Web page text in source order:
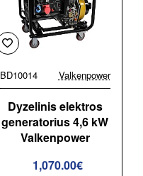
BD10014 Valkenpower
Dyzelinis elektros
generatorius 4,6 kW
Valkenpower
1,070.00€